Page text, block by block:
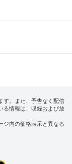
す。また、予告なく配信
る情報は、収録および放
ジ内の価格表示と異なる